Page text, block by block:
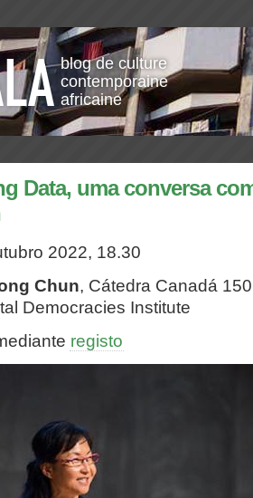
blog de culture
contemporaine
africaine
Data, uma conversa
2022, 18.30
Chun, Cátedra Canadá
Democracies Institute
registo